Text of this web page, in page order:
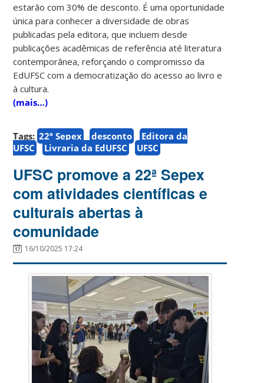
estarão com 30% de desconto. É uma oportunidade
única para conhecer a diversidade de obras
publicadas pela editora, que incluem desde
publicações acadêmicas de referência até literatura
contemporânea, reforçando o compromisso da
EdUFSC com a democratização do acesso ao livro e
à cultura.
(mais…)
Tags: 22ª Sepex desconto
Editora da
UFSC
Livraria da EdUFSC UFSC
UFSC promove a 22ª Sepex
com atividades científicas e
culturais abertas à
comunidade
16/10/2025 17:24